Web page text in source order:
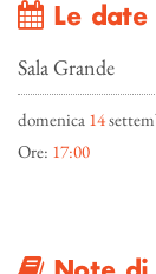
Le date
Sala Grande
domenica 14
Ore: 17:00